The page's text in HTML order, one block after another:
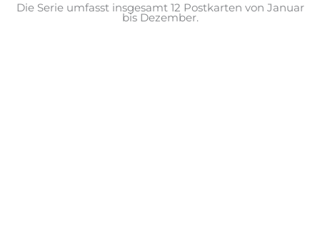
Die Serie umfasst insgesamt 12 Postkarten von Januar
bis Dezember.